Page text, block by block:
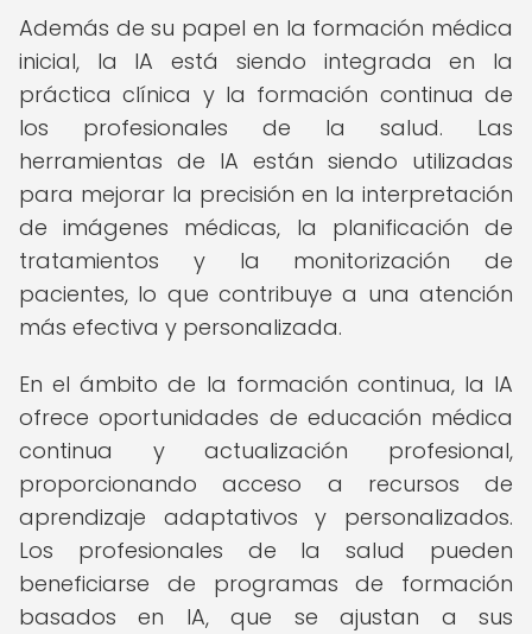
Además de su papel en la formación médica
inicial, la IA está siendo integrada en la
práctica clínica y la formación continua de
los profesionales de la salud. Las
herramientas de IA están siendo utilizadas
para mejorar la precisión en la interpretación
de imágenes médicas, la planificación de
tratamientos y la monitorización de
pacientes, lo que contribuye a una atención
más efectiva y personalizada.
En el ámbito de la formación continua, la IA
ofrece oportunidades de educación médica
continua y actualización profesional,
proporcionando acceso a recursos de
aprendizaje adaptativos y personalizados.
Los profesionales de la salud pueden
beneficiarse de programas de formación
basados en IA, que se ajustan a sus